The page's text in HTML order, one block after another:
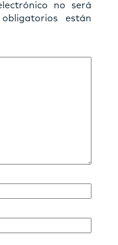
no será
están